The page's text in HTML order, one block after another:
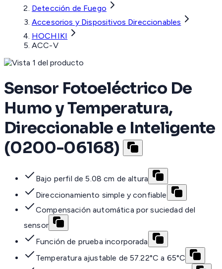
Detección de Fuego
Accesorios y Dispositivos Direccionables
HOCHIKI
ACC-V
Sensor Fotoeléctrico De
Humo y Temperatura,
Direccionable e Inteligente
(0200-06168)
Bajo perfil de 5.08 cm de altura
Direccionamiento simple y confiable
Compensación automática por suciedad del
sensor
Función de prueba incorporada
Temperatura ajustable de 57.22°C a 65°C